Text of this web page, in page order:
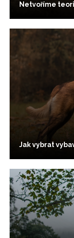
Netvoříme
Jak vybrat